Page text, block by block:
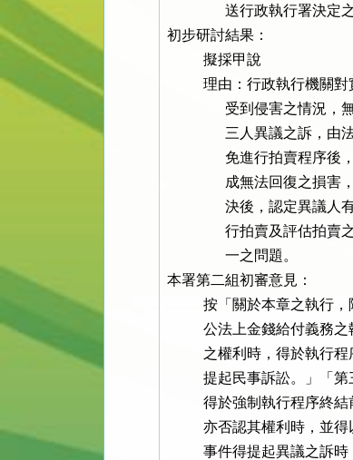
送行政執行署決定
初步研討結果：
          擬採甲說
理由：行政執行機
受到侵害之
三人異議之
免進行拍賣
成無法回復
決後，認定
行拍賣及評
                一之問題。
本署第二組初審意見：
按「關於本章之執
公法上金錢給付義
之權利時，得於執
提起民事訴訟。」
得於強制執行程序
亦否認其權利時，
事件得提起異議之